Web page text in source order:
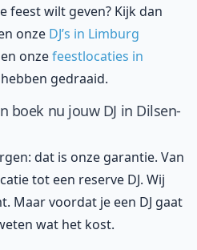
feest wilt geven? Kijk dan
onze DJ’s in Limburg
onzefeestlocaties in
gedraaid.
boek nu jouw DJ in Dilsen-
dat is onze garantie. Van
tot een reserve DJ. Wij
Maar voordat je een DJ gaat
wat het kost.